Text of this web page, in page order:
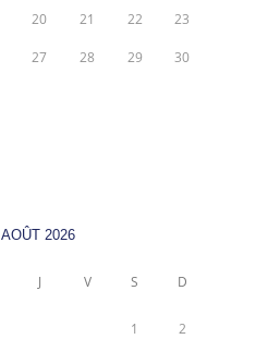
20 21 22 23
27 28 29 30
AOÛT 2026
J V S D
1 2